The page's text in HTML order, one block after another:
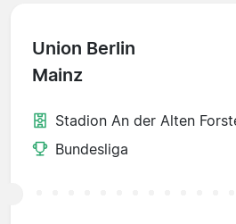
Union Berlin
Mainz
Stadion An der Alten
Bundesliga